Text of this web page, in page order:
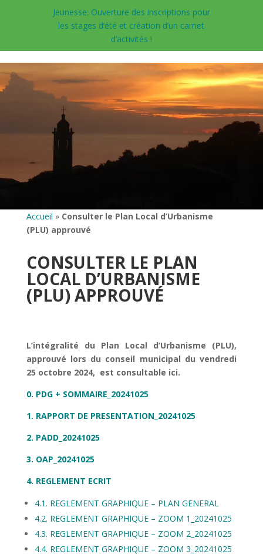
Jeunesse: Ouverture des inscriptions pour
les stages d’été et création d’un carnet
d’activités !
Accueil » Consulter le Plan Local d’Urbanisme
(PLU) approuvé
CONSULTER LE PLAN
LOCAL D’URBANISME
(PLU) APPROUVÉ
L’intégralité du Plan Local d’Urbanisme (PLU),
approuvé lors du conseil municipal du vendredi
25 octobre 2024, est consultable ici.
0. PDG + SOMMAIRE_20241025
1. RAPPORT DE PRESENTATION_20241025
2. PADD_20241025
3. OAP_20241025
4. REGLEMENT ECRIT
4.1. REGLEMENT GRAPHIQUE – PLAN GENERAL
4.2. REGLEMENT GRAPHIQUE – ZOOM 1_20241025
4.3. REGLEMENT GRAPHIQUE – ZOOM 2_20241025
4.4. REGLEMENT GRAPHIQUE – ZOOM 3_20241025